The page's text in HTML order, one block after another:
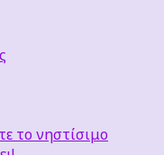
το νηστίσιμο